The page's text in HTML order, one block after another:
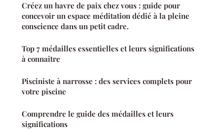
Créez un havre de paix chez vous : guide pour
concevoir un espace méditation dédié à la pleine
conscience dans un petit cadre.
Top 7 médailles essentielles et leurs significations
à connaître
Pisciniste à narrosse : des services complets pour
votre piscine
Comprendre le guide des médailles et leurs
significations